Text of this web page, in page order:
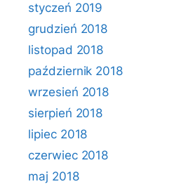
styczeń 2019
grudzień 2018
listopad 2018
październik 2018
wrzesień 2018
sierpień 2018
lipiec 2018
czerwiec 2018
maj 2018